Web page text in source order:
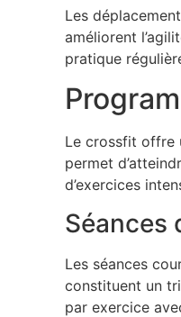
Les
améliorent
pratique
Le crossfit offre
permet
d’exercices
Séances
Les séances
constituent un
par exercice